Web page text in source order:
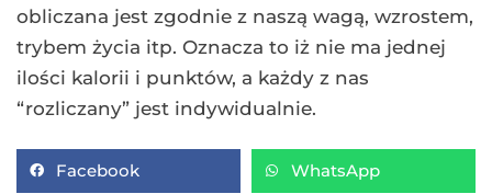
obliczana jest zgodnie z naszą wagą, wzrostem,
trybem życia itp. Oznacza to iż nie ma jednej
ilości kalorii i punktów, a każdy z nas
“rozliczany” jest indywidualnie.
Facebook WhatsApp